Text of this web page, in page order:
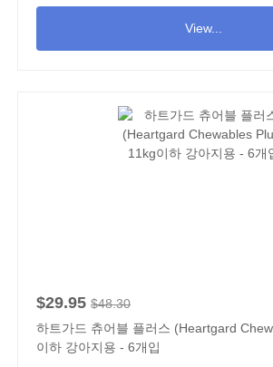
View...
$29.95 $48.30
하트가드 츄어블 플러스 (Heartgard
이하 강아지용 - 6개입